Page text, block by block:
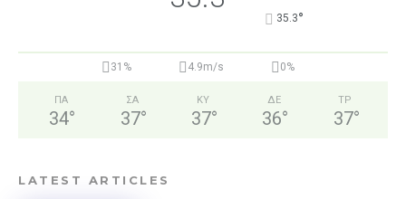
35.3°
31% 4.9m/s 0%
ΠΑ
34°
ΣΑ
37°
ΚΥ
37°
ΔΕ
36°
ΤΡ
37°
LATEST ARTICLES